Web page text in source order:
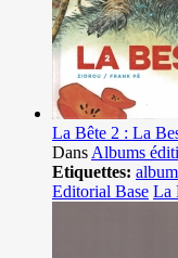
La Bête 2 : La
DansAlbums
Etiquettes: album
Editorial Base La